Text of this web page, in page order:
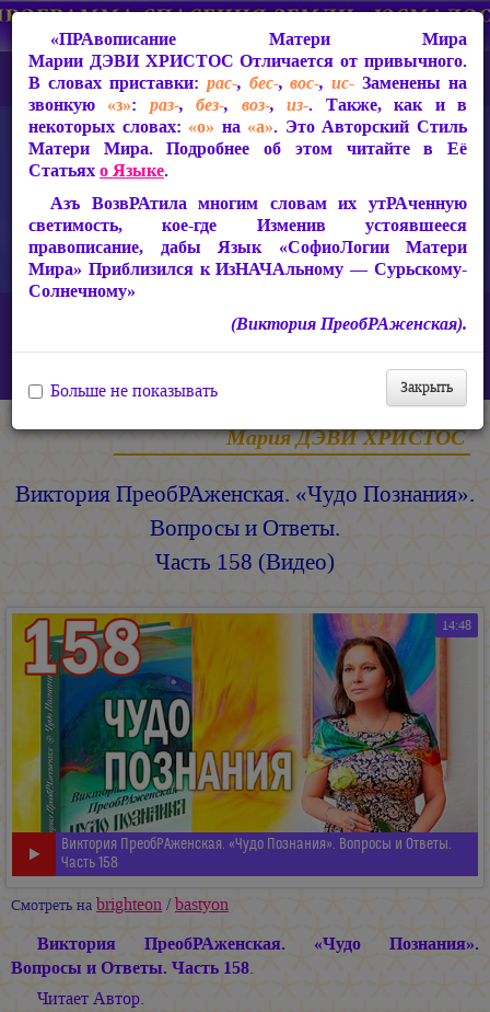
Статьи Марии ДЭВИ ХРИСТОС
Ответы на вопросы, 2010-2026 гг.
Виктория ПреобРАженская. «Чудо Познания». Вопросы и
Ответы. Часть 158 (Видео)
Мария ДЭВИ ХРИСТОС
Виктория ПреобРАженская. «Чудо Познания».
Вопросы и Ответы.
Часть 158 (Видео)
14:48
Виктория ПреобРАженская. «Чудо Познания». Вопросы и Ответы.
Часть 158
Смотреть на brighteon/bastyon
Виктория ПреобРАженская. «Чудо Познания».
Вопросы и Ответы. Часть 158.
Читает Автор.
«ПРАвописание Матери Мира
Марии ДЭВИ ХРИСТОС Отличается от привычного.
В словах приставки: рас-, бес-,вос-,ис- Заменены на
звонкую «з»: раз-,без-, воз-,из-. Также, как и в
некоторых словах: «о» на «а». Это Авторский Стиль
Матери Мира. Подробнее об этом читайте в Её
Статьяхо Языке.
Азъ ВозвРАтила многим словам их утРАченную
светимость, кое-где Изменив устоявшееся
правописание, дабы Язык «СофиоЛогии Матери
Мира» Приблизился к ИзНАЧАльному — Сурьскому-
Солнечному»
(Виктория ПреобРАженская).
Закрыть
Больше не показывать